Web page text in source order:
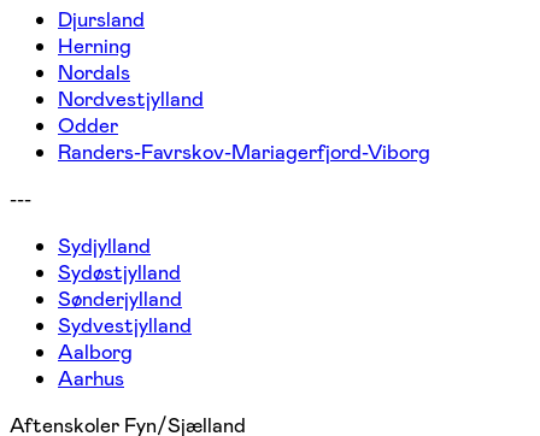
Djursland
Herning
Nordals
Nordvestjylland
Odder
Randers-Favrskov-Mariagerfjord-Viborg
---
Sydjylland
Sydøstjylland
Sønderjylland
Sydvestjylland
Aalborg
Aarhus
Aftenskoler Fyn/Sjælland